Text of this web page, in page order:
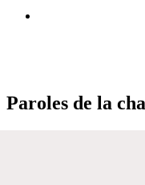
Paroles de la